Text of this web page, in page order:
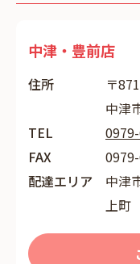
中津・豊前店
住所
〒
中津
TEL
FAX
配達エリア
中津
上町